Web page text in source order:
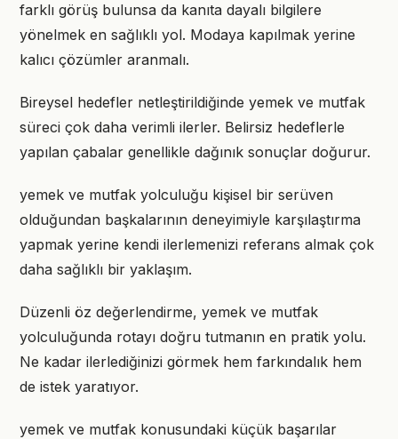
farklı görüş bulunsa da kanıta dayalı bilgilere
yönelmek en sağlıklı yol. Modaya kapılmak yerine
kalıcı çözümler aranmalı.
Bireysel hedefler netleştirildiğinde yemek ve mutfak
süreci çok daha verimli ilerler. Belirsiz hedeflerle
yapılan çabalar genellikle dağınık sonuçlar doğurur.
yemek ve mutfak yolculuğu kişisel bir serüven
olduğundan başkalarının deneyimiyle karşılaştırma
yapmak yerine kendi ilerlemenizi referans almak çok
daha sağlıklı bir yaklaşım.
Düzenli öz değerlendirme, yemek ve mutfak
yolculuğunda rotayı doğru tutmanın en pratik yolu.
Ne kadar ilerlediğinizi görmek hem farkındalık hem
de istek yaratıyor.
yemek ve mutfak konusundaki küçük başarılar